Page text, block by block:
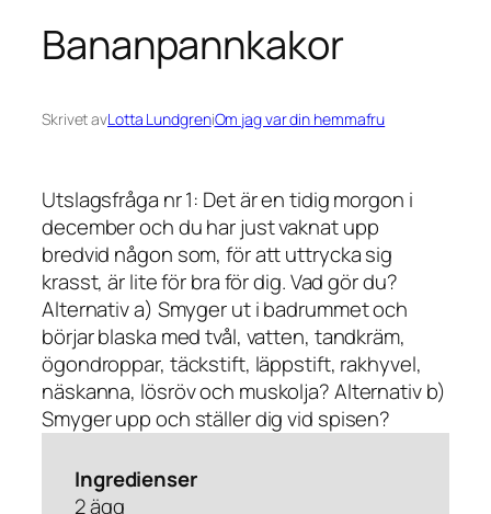
Bananpannkakor
Skrivet avLotta LundgreniOm jag var din hemmafru
Utslagsfråga nr 1: Det är en tidig morgon i
december och du har just vaknat upp
bredvid någon som, för att uttrycka sig
krasst, är lite för bra för dig. Vad gör du?
Alternativ a) Smyger ut i badrummet och
börjar blaska med tvål, vatten, tandkräm,
ögondroppar, täckstift, läppstift, rakhyvel,
näskanna, lösröv och muskolja? Alternativ b)
Smyger upp och ställer dig vid spisen?
Ingredienser
2 ägg